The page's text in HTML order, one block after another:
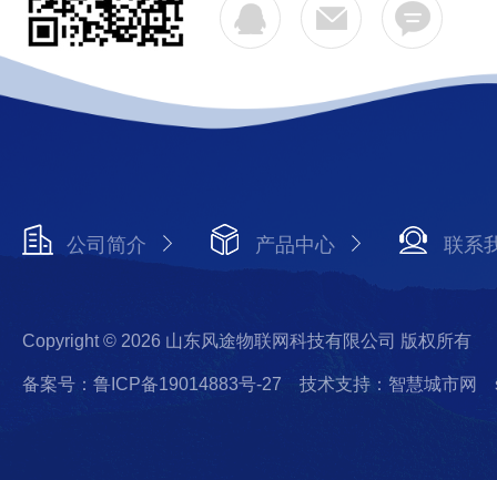
公司简介 产品中心 联系
Copyright © 2026 山东风途物联网科技有限公司 版权所有
备案号：鲁ICP备19014883号-27 技术支持：智慧城市网